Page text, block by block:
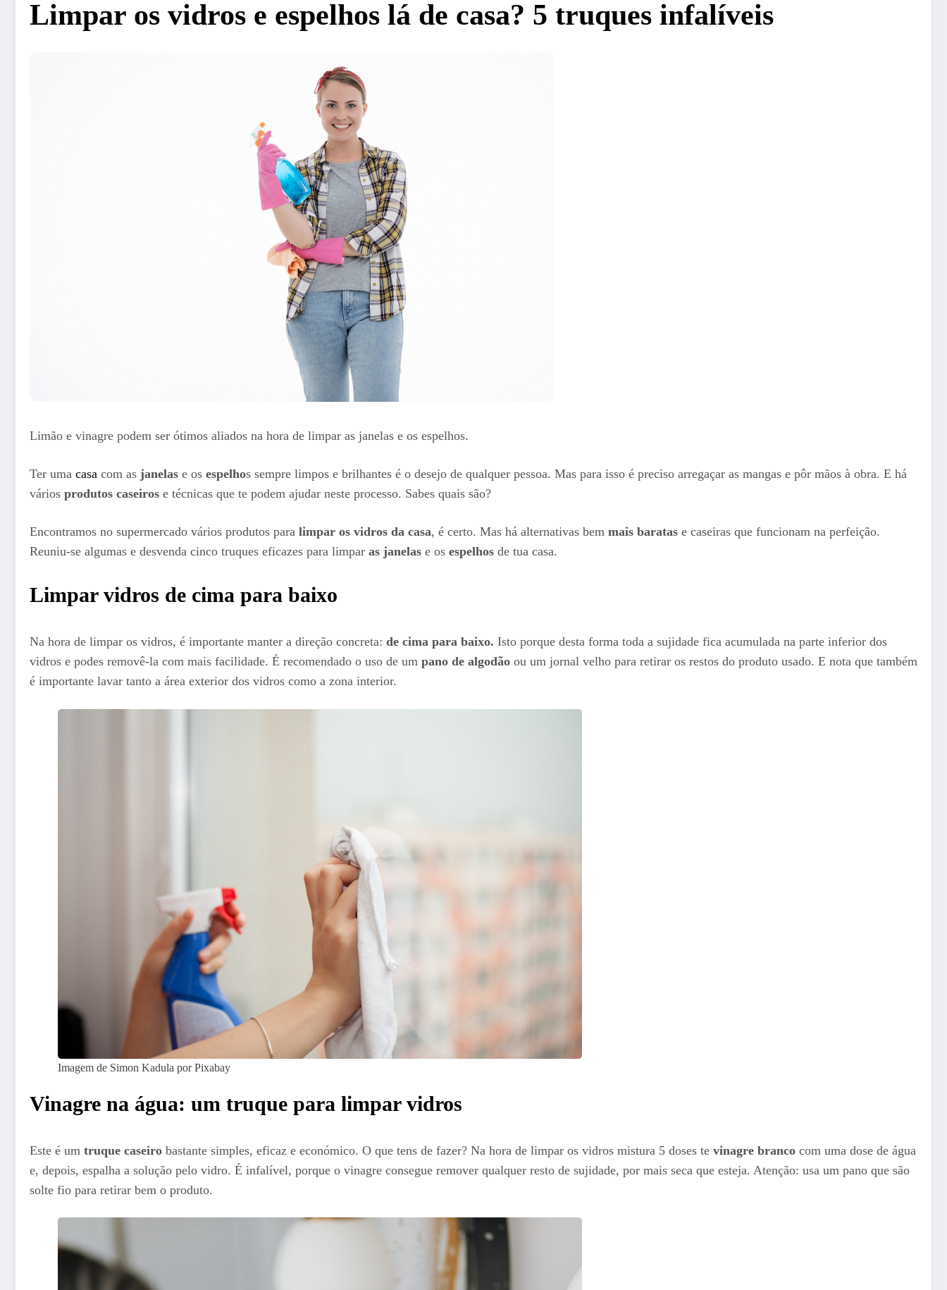
Limpar os vidros e espelhos lá de casa? 5 truques infalíveis
Limão e vinagre podem ser ótimos aliados na hora de limpar as janelas e os espelhos.
Ter uma casa com as janelas e os espelhos sempre limpos e brilhantes é o desejo de qualquer pessoa. Mas para isso é preciso arregaçar as mangas e pôr mãos à obra. E há
vários produtos caseiros e técnicas que te podem ajudar neste processo. Sabes quais são?
Encontramos no supermercado vários produtos para limpar os vidros da casa, é certo. Mas há alternativas bem mais baratas e caseiras que funcionam na perfeição.
Reuniu-se algumas e desvenda cinco truques eficazes para limpar as janelas e os espelhos de tua casa.
Limpar vidros de cima para baixo
Na hora de limpar os vidros, é importante manter a direção concreta: de cima para baixo. Isto porque desta forma toda a sujidade fica acumulada na parte inferior dos
vidros e podes removê-la com mais facilidade. É recomendado o uso de um pano de algodão ou um jornal velho para retirar os restos do produto usado. E nota que também
é importante lavar tanto a área exterior dos vidros como a zona interior.
Imagem de Simon Kadula por Pixabay
Vinagre na água: um truque para limpar vidros
Este é um truque caseiro bastante simples, eficaz e económico. O que tens de fazer? Na hora de limpar os vidros mistura 5 doses te vinagre branco com uma dose de água
e, depois, espalha a solução pelo vidro. É infalível, porque o vinagre consegue remover qualquer resto de sujidade, por mais seca que esteja. Atenção: usa um pano que são
solte fio para retirar bem o produto.